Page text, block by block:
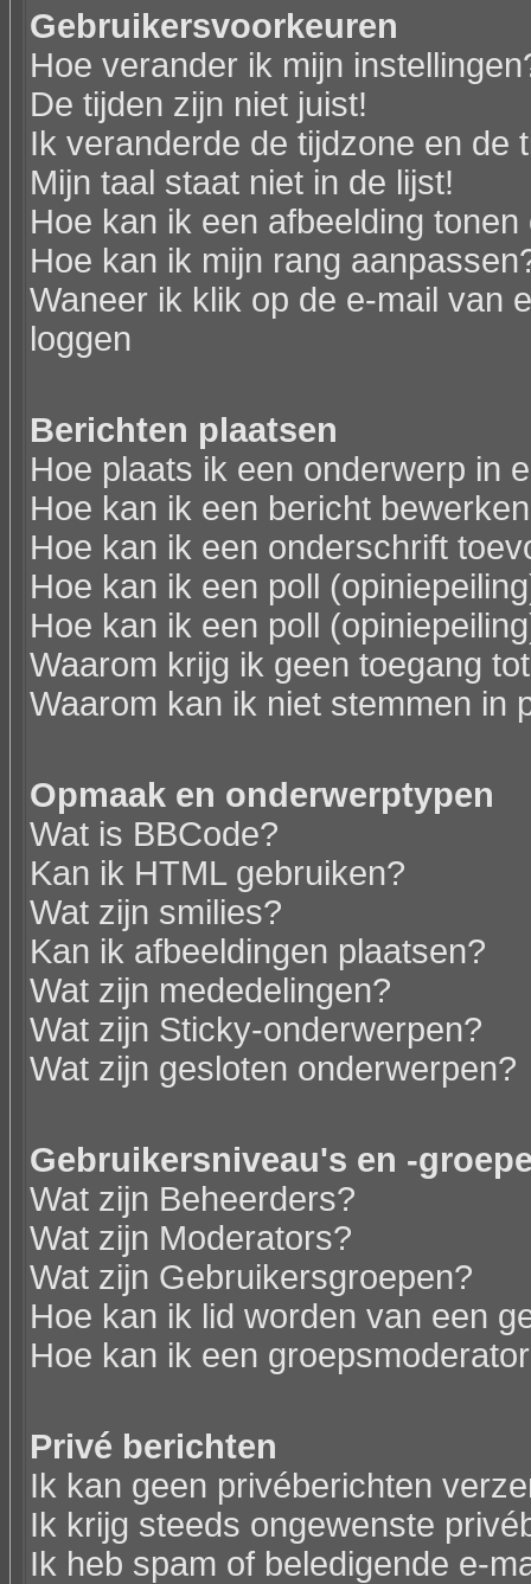
Gebruikersvoorkeuren
Hoe verander ik mijn
De tijden zijn niet juist!
Ik veranderde de tijdzone en de
Mijn taal staat niet in de lijst!
Hoe kan ik een afbeelding
Hoe kan ik mijn rang
Waneer ik klik op de e-mail van
loggen
Berichten plaatsen
Hoe plaats ik een onderwerp in
Hoe kan ik een bericht
Hoe kan ik een onderschrift
Hoe kan ik een poll
Hoe kan ik een poll
Waarom krijg ik geen toegang
Waarom kan ik niet stemmen in
Opmaak en onderwerptypen
Wat is BBCode?
Kan ik HTML gebruiken?
Wat zijn smilies?
Kan ik afbeeldingen plaatsen?
Wat zijn mededelingen?
Wat zijn Sticky-onderwerpen?
Wat zijn gesloten onderwerpen?
Gebruikersniveau's en -
Wat zijn Beheerders?
Wat zijn Moderators?
Wat zijn Gebruikersgroepen?
Hoe kan ik lid worden van een
Hoe kan ik een
Privé berichten
Ik kan geen privéberichten
Ik krijg steeds ongewenste
Ik heb spam of beledigende e-